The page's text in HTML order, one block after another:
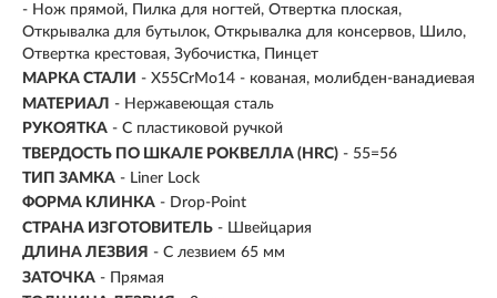
- Нож прямой, Пилка для ногтей, Отвертка плоская,
Открывалка для бутылок, Открывалка для консервов, Шило,
Отвертка крестовая, Зубочистка, Пинцет
МАРКА СТАЛИ - X55CrMo14 - кованая, молибден-ванадиевая
МАТЕРИАЛ - Нержавеющая сталь
РУКОЯТКА - С пластиковой ручкой
ТВЕРДОСТЬ ПО ШКАЛЕ РОКВЕЛЛА (HRC) - 55=56
ТИП ЗАМКА - Liner Lock
ФОРМА КЛИНКА - Drop-Point
СТРАНА ИЗГОТОВИТЕЛЬ - Швейцария
ДЛИНА ЛЕЗВИЯ - С лезвием 65 мм
ЗАТОЧКА - Прямая